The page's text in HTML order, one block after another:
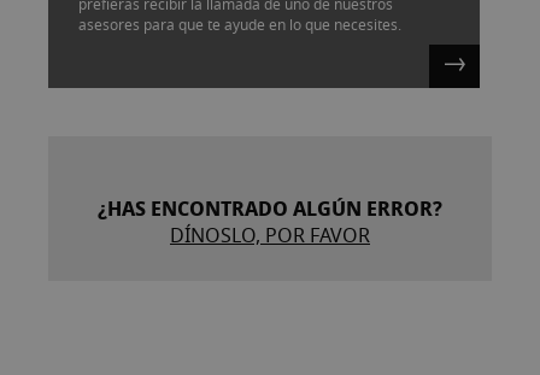
prefieras recibir la llamada de uno de nuestros
asesores para que te ayude en lo que necesites.
¿HAS ENCONTRADO ALGÚN ERROR?
DÍNOSLO, POR FAVOR